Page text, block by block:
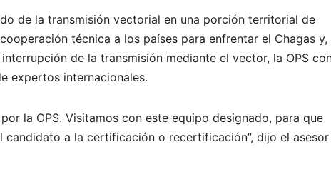
de la transmisión vectorial en una porción territorial de
técnica a los países para enfrentar el Chagas y,
de la transmisión mediante el vector, la OPS
expertos internacionales.
la OPS. Visitamos con este equipo designado, para que
a la certificación o recertificación”, dijo el asesor